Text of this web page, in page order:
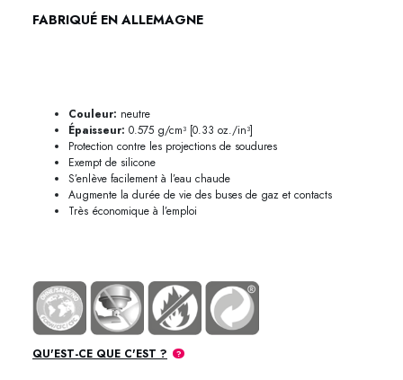
FABRIQUÉ EN ALLEMAGNE
Couleur: neutre
Épaisseur: 0.575 g/cm³ [0.33 oz./in³]
Protection contre les projections de soudures
Exempt de silicone
S’enlève facilement à l’eau chaude
Augmente la durée de vie des buses de gaz et contacts
Très économique à l’emploi
QU'EST-CE QUE C'EST ?